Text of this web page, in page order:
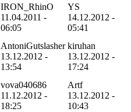
IRON_RhinO
11.04.2011 -
06:05
YS
14.12.2012 -
05:41
AntoniGutslasher
13.12.2012 -
13:54
kiruhan
13.12.2012 -
17:24
vova040686
11.12.2012 -
18:25
Artf
13.12.2012 -
10:43